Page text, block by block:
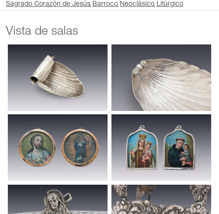
Sagrado Corazón de Jesús Barroco Neoclásico Litúrgico
Vista de salas